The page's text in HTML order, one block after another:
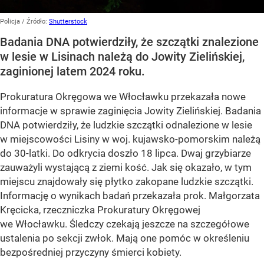
Policja / Źródło: Shutterstock
Badania DNA potwierdziły, że szczątki znalezione
w lesie w Lisinach należą do Jowity Zielińskiej,
zaginionej latem 2024 roku.
Prokuratura Okręgowa we Włocławku przekazała nowe
informacje w sprawie zaginięcia Jowity Zielińskiej. Badania
DNA potwierdziły, że ludzkie szczątki odnalezione w lesie
w miejscowości Lisiny w woj. kujawsko-pomorskim należą
do 30-latki. Do odkrycia doszło 18 lipca. Dwaj grzybiarze
zauważyli wystającą z ziemi kość. Jak się okazało, w tym
miejscu znajdowały się płytko zakopane ludzkie szczątki.
Informację o wynikach badań przekazała prok. Małgorzata
Kręcicka, rzeczniczka Prokuratury Okręgowej
we Włocławku. Śledczy czekają jeszcze na szczegółowe
ustalenia po sekcji zwłok. Mają one pomóc w określeniu
bezpośredniej przyczyny śmierci kobiety.